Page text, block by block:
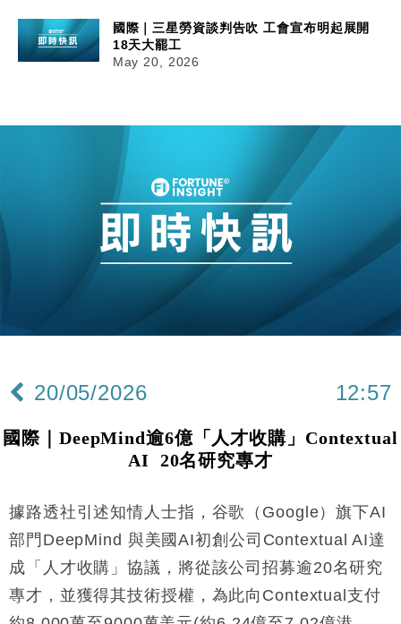
國際｜三星勞資談判告吹 工會宣布明起展開
18天大罷工
May 20, 2026
20/05/2026 12:57
國際｜DeepMind逾6億「人才收購」Contextual
AI 20名研究專才
據路透社引述知情人士指，谷歌（Google）旗下AI
部門DeepMind 與美國AI初創公司Contextual AI達
成「人才收購」協議，將從該公司招募逾20名研究
專才，並獲得其技術授權，為此向Contextual支付